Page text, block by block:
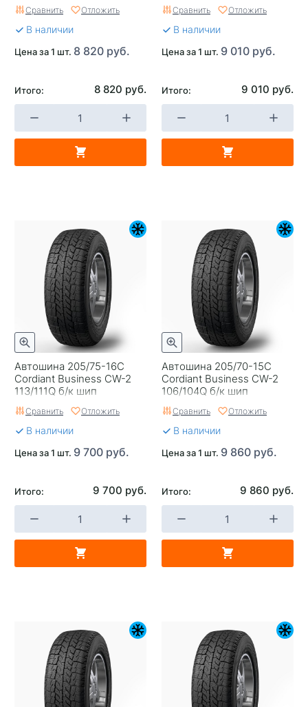
Сравнить Отложить
В наличии
Цена за 1 шт. 8 820 руб.
Итого: 8 820 руб.
Сравнить Отложить
В наличии
Цена за 1 шт. 9 010 руб.
Итого: 9 010 руб.
Автошина 205/75-16C
Cordiant Business CW-2
113/111Q б/к шип
Сравнить Отложить
В наличии
Цена за 1 шт. 9 700 руб.
Итого: 9 700 руб.
Автошина 205/70-15C
Cordiant Business CW-2
106/104Q б/к шип
Сравнить Отложить
В наличии
Цена за 1 шт. 9 860 руб.
Итого: 9 860 руб.